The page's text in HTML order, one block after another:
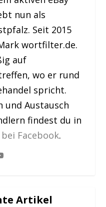
nun als
Seit 2015
wortfilter.de.
auf
wo er rund
spricht.
und Austausch
findest du in
Facebook.
Artikel